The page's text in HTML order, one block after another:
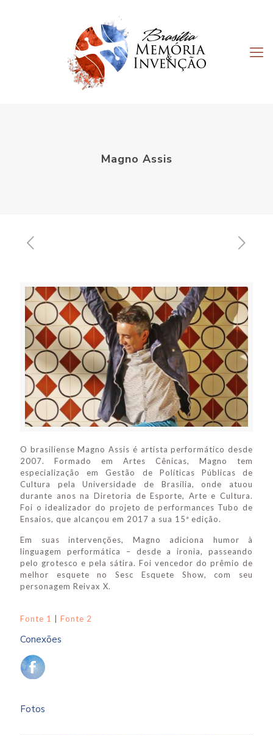
Magno Assis
O brasiliense Magno Assis é artista performático desde
2007. Formado em Artes Cênicas, Magno tem
especialização em Gestão de Políticas Públicas de
Cultura pela Universidade de Brasília, onde atuou
durante anos na Diretoria de Esporte, Arte e Cultura.
Foi o idealizador do projeto de performances Tubo de
Ensaios, que alcançou em 2017 a sua 15ª edição.
Em suas intervenções, Magno adiciona humor à
linguagem performática – desde a ironia, passeando
pelo grotesco e pela sátira. Foi vencedor do prêmio de
melhor esquete no Sesc Esquete Show, com seu
personagem Reivax X.
Fonte 1 Fonte 2
Conexões
Fotos